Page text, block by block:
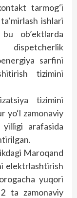
tarmog‘i
ishlari
ob’ektlarda
dispetcherlik
sarfini
tizimini
tizimini
yo‘l zamonaviy
arafasida
Maroqand
elektrlashtirish
yuqori
ta zamonaviy